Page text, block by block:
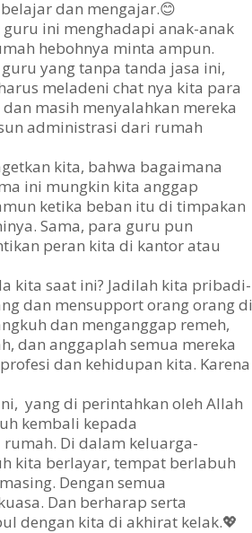
dan mengajar.😊
ini menghadapi anak-anak
hebohnya minta ampun.
yang tanpa tanda jasa ini,
meladeni chat nya kita para
masih menyalahkan mereka
administrasi dari rumah
kita, bahwa bagaimana
ini mungkin kita anggap
ketika beban itu di timpakan
Sama, para guru pun
peran kita di kantor atau
kita saat ini? Jadilah kita pribadi-
dan mensupport orang orang di
dan menganggap remeh,
dan anggaplah semua mereka
dan kehidupan kita. Karena
yang di perintahkan oleh Allah
kembali kepada
Di dalam keluarga-
kita berlayar, tempat berlabuh
Dengan semua
Dan berharap serta
dengan kita di akhirat kelak.💖